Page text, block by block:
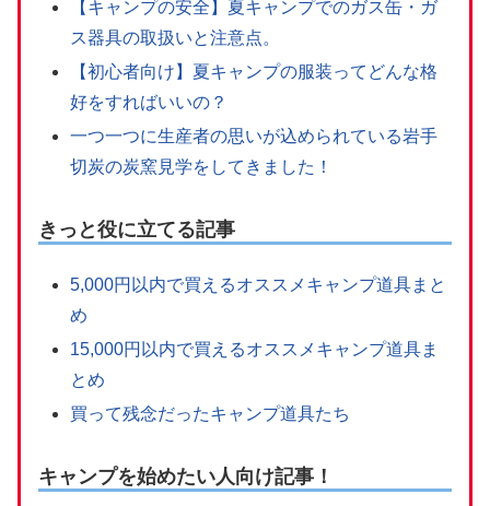
【キャンプの安全】夏キャンプでのガス缶・ガ
ス器具の取扱いと注意点。
【初心者向け】夏キャンプの服装ってどんな格
好をすればいいの？
一つ一つに生産者の思いが込められている岩手
切炭の炭窯見学をしてきました！
きっと役に立てる記事
5,000円以内で買えるオススメキャンプ道具まと
め
15,000円以内で買えるオススメキャンプ道具ま
とめ
買って残念だったキャンプ道具たち
キャンプを始めたい人向け記事！